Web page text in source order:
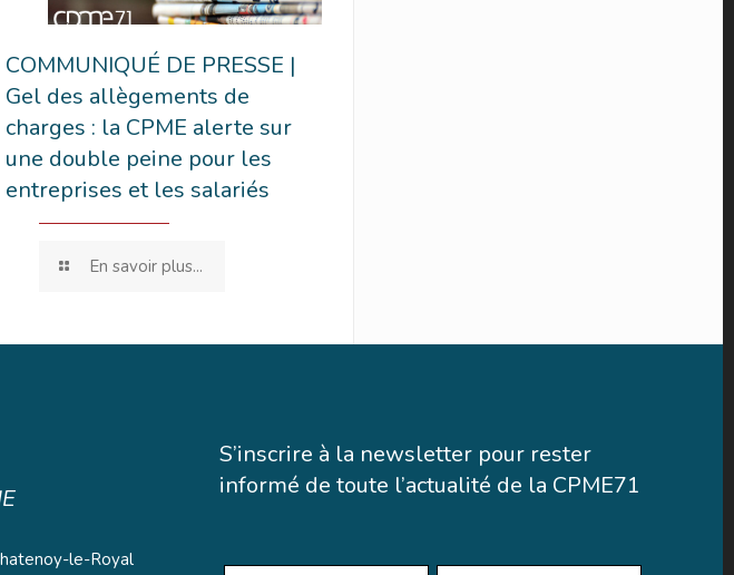
COMMUNIQUÉ DE PRESSE |
Gel des allègements de
charges : la CPME alerte sur
une double peine pour les
entreprises et les salariés
En savoir plus...
le-Royal
S’inscrire à la newsletter pour rester
informé de toute l’actualité de la CPME71